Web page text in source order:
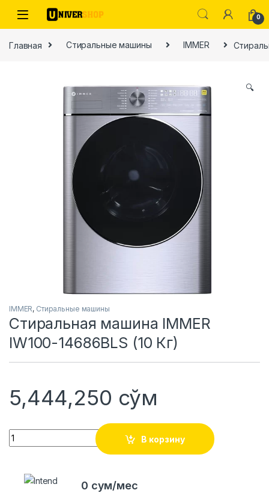
Skip to navigation
Skip to content
0
Главная Стиральные машины IMMER
🔍
IMMER, Стиральные машины
Стиральная машина IMMER
IW100-14686BLS (10 Кг)
5,444,250 сўм
Quantity
В корзину
0 сум/мес